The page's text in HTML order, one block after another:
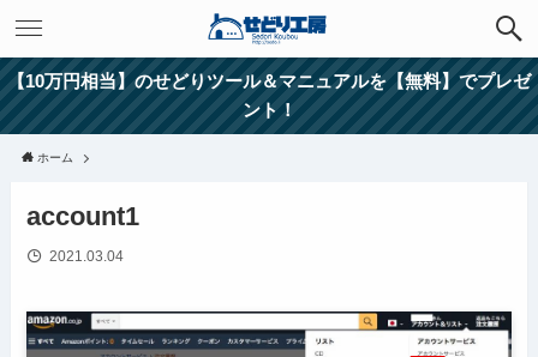
【10万円相当】のせどりツール＆マニュアルを【無料】でプレゼ
ント！
ホーム
account1
2021.03.04